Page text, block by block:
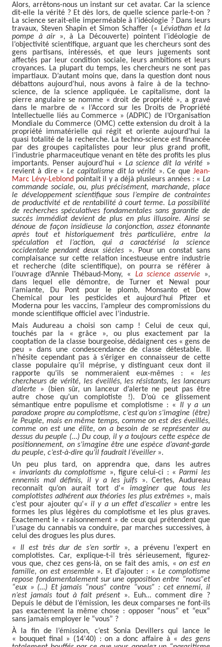
Alors, arrêtons-nous un instant sur cet avatar. Car la science
dit-elle la vérité ? Et dès lors, de quelle science parle-t-on ?
La science serait-elle imperméable à l’idéologie ? Dans leurs
travaux, Steven Shapin et Simon Schaffer (« Léviathan et la
pompe à air», à La Découverte) pointent l’idéologie de
l’objectivité scientifique, arguant que les chercheurs sont des
gens partisans, intéressés, et que leurs jugements sont
affectés par leur condition sociale, leurs ambitions et leurs
croyances. La plupart du temps, les chercheurs ne sont pas
impartiaux. D’autant moins que, dans la question dont nous
débattons aujourd’hui, nous avons à faire à de la techno-
science, de la science appliquée. Le capitalisme, dont la
pierre angulaire se nomme « droit de propriété », a gravé
dans le marbre de « l’Accord sur les Droits de Propriété
Intellectuelle liés au Commerce » (ADPIC) de l’Organisation
Mondiale du Commerce (OMC) cette extension du droit à la
propriété immatérielle qui régit et oriente aujourd’hui la
quasi totalité de la recherche. La techno-science est financée
par des groupes capitalistes pour leur plus grand profit,
l’industrie pharmaceutique venant en tête des profits les plus
importants. Penser aujourd’hui « La science dit la vérité »
revient à dire «Le capitalisme dit la vérité». Ce que Jean-
Marc Lévy-Leblond pointait il y a déjà plusieurs années : « La
commande sociale, ou, plus précisément, marchande, place
le développement scientifique sous l’empire de contraintes
de productivité et de rentabilité à court terme. La possibilité
de recherches spéculatives fondamentales sans garantie de
succès immédiat devient de plus en plus illusoire. Ainsi se
dénoue de façon insidieuse la conjonction, assez étonnante
après tout et historiquement très particulière, entre la
spéculation et l’action, qui a caractérisé la science
occidentale pendant deux siècles ». Pour un constat sans
complaisance sur cette relation incestueuse entre industrie
et recherche (dite scientifique), on pourra se référer à
l’ouvrage d’Annie Thébaud-Mony, « La science asservie
»,
dans lequel elle démontre, de Turner et Newal pour
l’amiante, Du Pont pour le plomb, Monsanto et Dow
Chemical pour les pesticides et aujourd’hui Pfizer et
Moderna pour les vaccins, l’ampleur des compromissions du
monde scientifique officiel avec l’industrie.
Mais Audureau a choisi son camp ! Celui de ceux qui,
touchés par la « grâce », ou plus exactement par la
cooptation de la classe bourgeoise, dédaignent ces « gens de
peu » dans une condescendance de classe détestable. Il
n’hésite cependant pas à s’ériger en connaisseur de cette
classe populaire qu’il méprise, y distinguant ceux dont il
rapporte qu’ils se nommeraient eux-mêmes : « les
chercheurs de vérité, les éveillés, les résistants, les lanceurs
d’alerte » (bien sûr, un lanceur d’alerte ne peut pas être
autre chose qu’un complotiste !). D’où ce glissement
sémantique entre populisme et complotisme : « Il y a un
paradoxe propre au complotisme, c’est qu’on s’imagine (être)
le Peuple, mais en même temps, comme on est des éveillés,
comme on est une élite, on a besoin de se représenter au
dessus du peuple (…) Du coup, il y a toujours cette espèce de
positionnement, on s’imagine être une espèce d’avant-garde
du peuple, c’est-à-dire qu’il faudrait l’éveiller».
Un peu plus tard, on apprendra que, dans les autres
« invariants du complotisme », figure celui-ci : «Parmi les
ennemis mal définis, il y a les juifs ». Certes, Audureau
reconnaît qu’on aurait tort d’«imaginer que tous les
complotistes adhérent aux théories les plus extrêmes », mais
c’est pour ajouter qu’«il y a un effet d’escalier » entre les
formes les plus légères du complotisme et les plus graves.
Exactement le « raisonnement » de ceux qui prétendent que
l’usage du cannabis va conduire, par marches successives, à
celui des drogues les plus dures.
« Il est très dur de s’en sortir
», a prévenu l’expert en
complotistes. Car, explique-t-il très sérieusement, figurez-
vous que, chez ces gens-là, on se fait des amis, «on est en
famille, on est ensemble ». Et d’ajouter : « Le complotisme
repose fondamentalement sur une opposition entre “nous”et
“eux » (…) Et jamais “nous” contre “vous” : cet ennemi, il
n’est jamais tout à fait présent». Euh… comment dire ?
Depuis le début de l’émission, les deux comparses ne font-ils
pas exactement la même chose : opposer “nous” et “eux“
sans jamais employer le “vous” ?
À la fin de l’émission, c’est Sonia Devillers qui lance le
« bouquet final » (14’40) : on a donc affaire à «des gens